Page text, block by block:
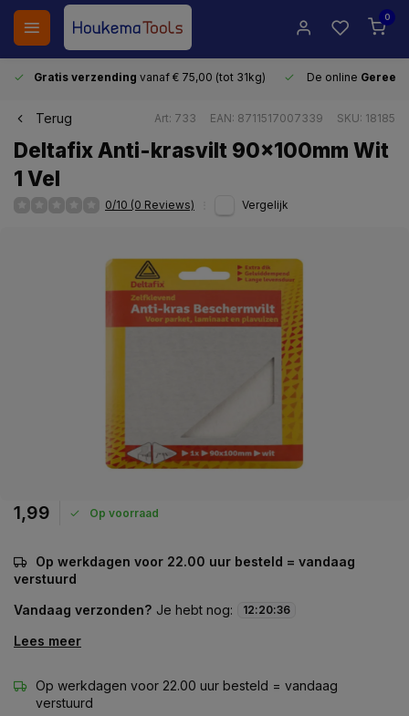
0
Gratis verzending vanaf € 75,00 (tot 31kg) De online
Terug Art: 733 EAN: 8711517007339 SKU: 18185
Deltafix Anti-krasvilt 90x100mm Wit
1 Vel
0/10 (0 Reviews) Vergelijk
1,99 Op voorraad
Op werkdagen voor 22.00 uur besteld = vandaag
verstuurd
Vandaag verzonden? Je hebt nog: 12:20:36
Lees meer
Op werkdagen voor 22.00 uur besteld = vandaag
verstuurd